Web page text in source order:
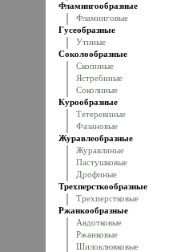
Фламингообразные
Фламинговые
Гусеобразные
Утиные
Соколообразные
Скопиные
Ястребиные
Соколиные
Курообразные
Тетеревиные
Фазановые
Журавлеобразные
Журавлиные
Пастушковые
Дрофиные
Трехперсткообразные
Трехперстковые
Ржанкообразные
Авдотковые
Ржанковые
Шилоклювковые